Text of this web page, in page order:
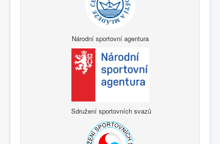
Národní sportovní agentura
Sdružení sportovních svazů